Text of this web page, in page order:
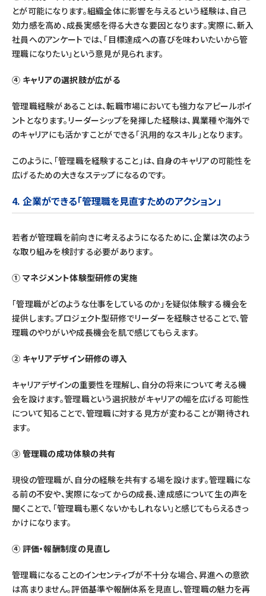
とが可能になります。組織全体に影響を与えるという経験は、自己
効力感を高め、成長実感を得る大きな要因となります。実際に、新入
社員へのアンケートでは、「目標達成への喜びを味わいたいから管
理職になりたい」という意見が見られます。
④ キャリアの選択肢が広がる
管理職経験があることは、転職市場においても強力なアピールポイ
ントとなります。リーダーシップを発揮した経験は、異業種や海外で
のキャリアにも活かすことができる「汎用的なスキル」となります。
このように、「管理職を経験すること」は、自身のキャリアの可能性を
広げるための大きなステップになるのです。
4. 企業ができる「管理職を見直すためのアクション」
若者が管理職を前向きに考えるようになるために、企業は次のよう
な取り組みを検討する必要があります。
① マネジメント体験型研修の実施
「管理職がどのような仕事をしているのか」を疑似体験する機会を
提供します。プロジェクト型研修でリーダーを経験させることで、管
理職のやりがいや成長機会を肌で感じてもらえます。
② キャリアデザイン研修の導入
キャリアデザインの重要性を理解し、自分の将来について考える機
会を設けます。管理職という選択肢がキャリアの幅を広げる可能性
について知ることで、管理職に対する見方が変わることが期待され
ます。
③ 管理職の成功体験の共有
現役の管理職が、自分の経験を共有する場を設けます。管理職にな
る前の不安や、実際になってからの成長、達成感について生の声を
聞くことで、「管理職も悪くないかもしれない」と感じてもらえるきっ
かけになります。
④ 評価・報酬制度の見直し
管理職になることのインセンティブが不十分な場合、昇進への意欲
は高まりません。評価基準や報酬体系を見直し、管理職の魅力を再